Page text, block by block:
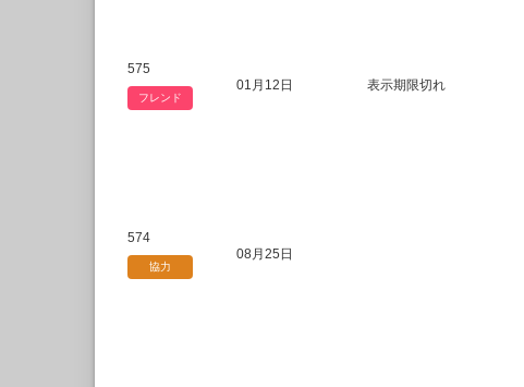
575
フレンド
01月12日 表示期限切れ
574
協力
08月25日